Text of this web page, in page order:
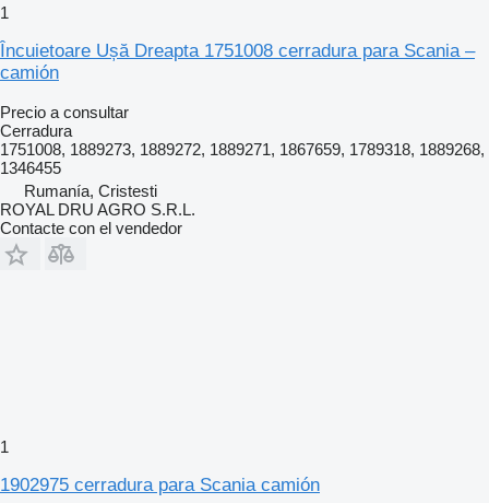
1
Încuietoare Ușă Dreapta 1751008 cerradura para Scania –
camión
Precio a consultar
Cerradura
1751008, 1889273, 1889272, 1889271, 1867659, 1789318, 1889268,
1346455
Rumanía, Cristesti
ROYAL DRU AGRO S.R.L.
Contacte con el vendedor
1
1902975 cerradura para Scania camión